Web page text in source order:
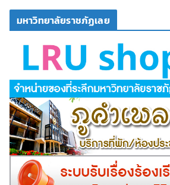
มหาวิทยาลัยราชภัฏเลย